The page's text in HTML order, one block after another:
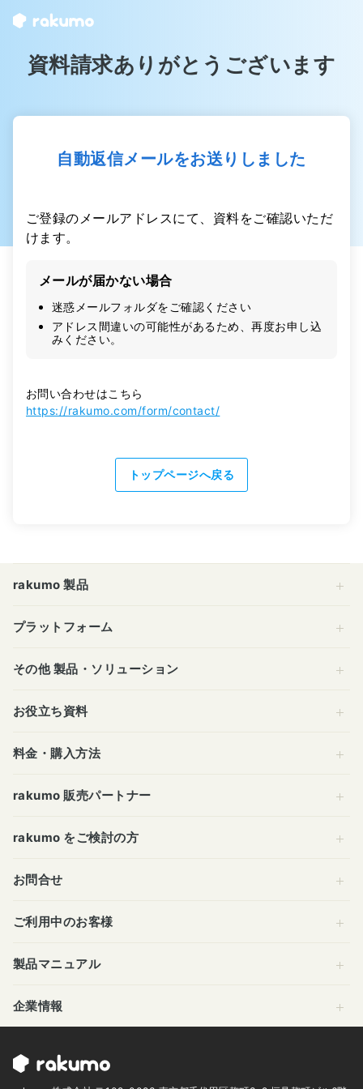
資料請求ありがとうございます
自動返信メールをお送りしました
ご登録のメールアドレスにて、資料をご確認いただ
けます。
メールが届かない場合
迷惑メールフォルダをご確認ください
アドレス間違いの可能性があるため、再度お申し込
みください。
お問い合わせはこちら
https://rakumo.com/form/contact/
トップページへ戻る
rakumo 製品
プラットフォーム
その他 製品・ソリューション
お役立ち資料
料金・購入方法
rakumo 販売パートナー
rakumo をご検討の方
お問合せ
ご利用中のお客様
製品マニュアル
企業情報